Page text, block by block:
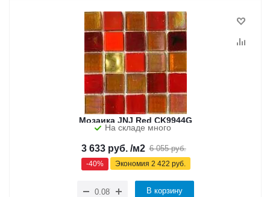
Мозаика JNJ Red CK9944G
На складе много
3 633руб. /м2 6 055руб.
-40% Экономия 2 422 руб.
В корзину